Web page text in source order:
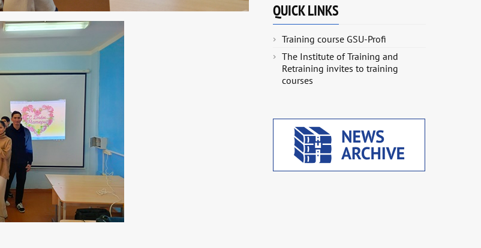
QUICK LINKS
Training course GSU-Profi
The Institute of Training and
Retraining invites to training
courses